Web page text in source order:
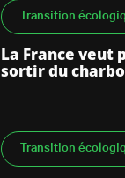
Transition
La France veut
sortir du
Transition